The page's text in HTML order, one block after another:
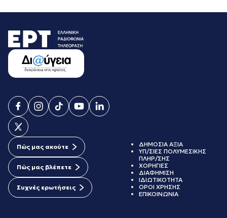
Πώς μας ακούτε
Πώς μας βλέπετε
Συχνές ερωτήσεις
ΔΗΜΟΣΙΑ ΑΞΙΑ
ΥΠ/ΣΙΕΣ ΠΟΛΥΜΕΣΙΚΗΣ
ΠΛΗΡ/ΣΗΣ
ΧΟΡΗΓΙΕΣ
ΔΙΑΦΗΜΙΣΗ
ΙΔΙΩΤΙΚΟΤΗΤΑ
ΟΡΟΙ ΧΡΗΣΗΣ
ΕΠΙΚΟΙΝΩΝΙΑ